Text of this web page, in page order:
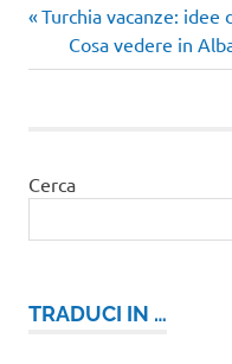
Navigazione
articoli
Articolo
precedente:
Turchia vacanze: idee
Articolo
successivo:
Cosa vedere in
Cerca
TRADUCI IN …